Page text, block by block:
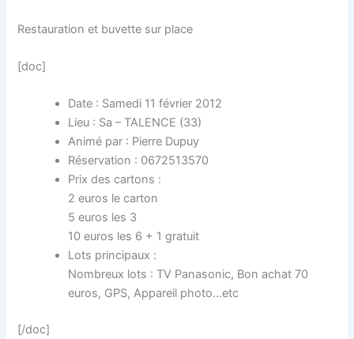
Restauration et buvette sur place
[doc]
Date : Samedi 11 février 2012
Lieu : Sa – TALENCE (33)
Animé par : Pierre Dupuy
Réservation : 0672513570
Prix des cartons :
2 euros le carton
5 euros les 3
10 euros les 6 + 1 gratuit
Lots principaux :
Nombreux lots : TV Panasonic, Bon achat 70
euros, GPS, Appareil photo…etc
[/doc]